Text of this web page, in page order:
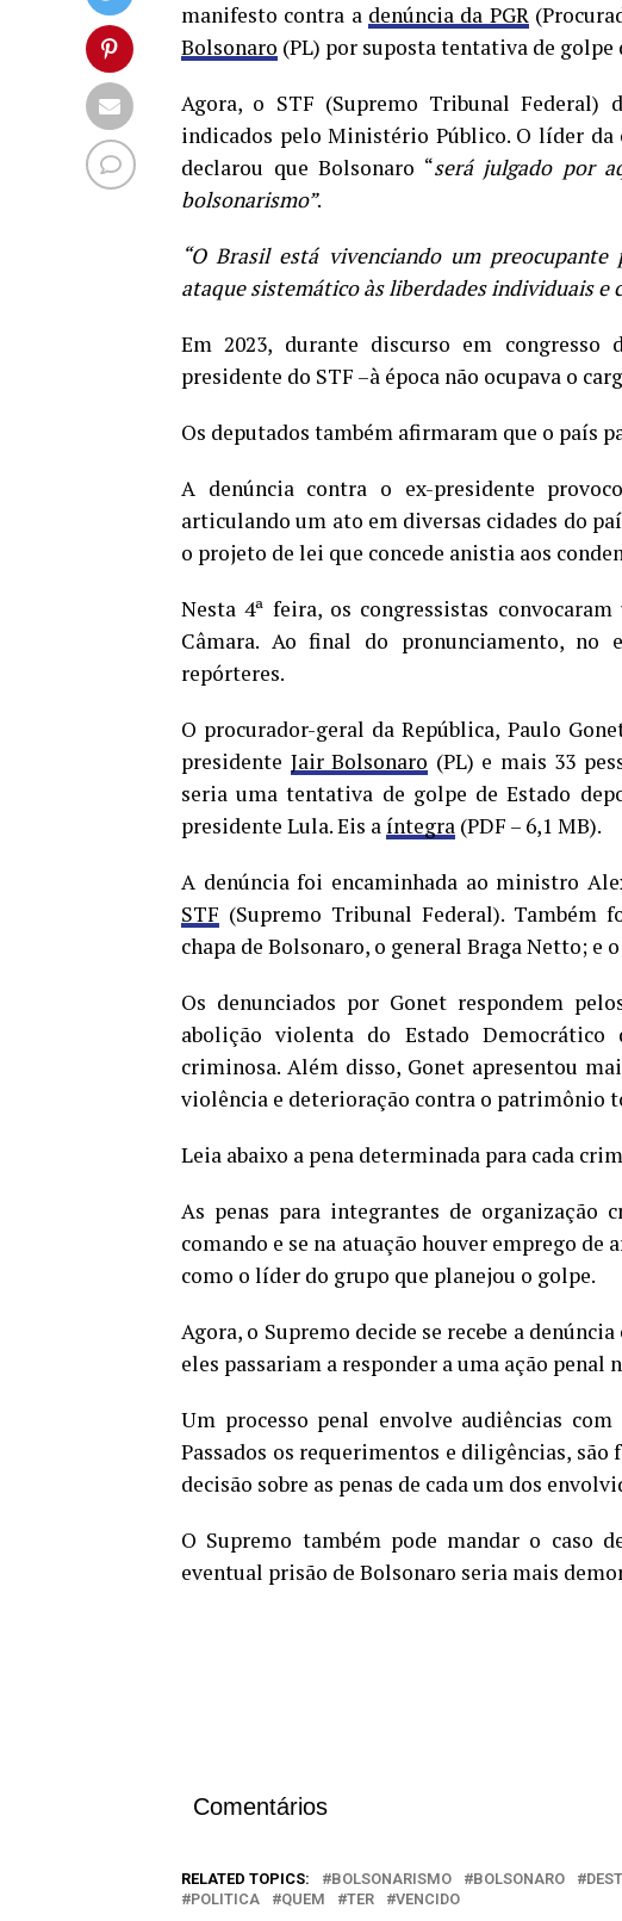
manifesto contra a denúncia da PGR
Bolsonaro (PL) por suposta tentativa de golpe
Agora, o STF (Supremo Tribunal Federal)
indicados pelo Ministério Público. O líder da
declarou que Bolsonaro “será julgado por
bolsonarismo”.
“O Brasil está vivenciando um
ataque sistemático às liberdades individuais e
Em 2023, durante discurso em congresso
presidente do STF –à época não ocupava o
Os deputados também afirmaram que o país
A denúncia contra o ex-presidente
articulando um ato em diversas cidades do
o projeto de lei que concede anistia aos
Nesta 4ª feira, os congressistas
Câmara. Ao final do pronunciamento, no
repórteres.
O procurador-geral da República, Paulo
presidente Jair Bolsonaro (PL) e mais 33
seria uma tentativa de golpe de Estado
presidente Lula. Eis a íntegra (PDF – 6,1 MB).
A denúncia foi encaminhada ao ministro
STF (Supremo Tribunal Federal). Também
chapa de Bolsonaro, o general Braga Netto; e
Os denunciados por Gonet respondem
abolição violenta do Estado
criminosa. Além disso, Gonet apresentou
violência e deterioração contra o patrimônio
Leia abaixo a pena determinada para cada
As penas para integrantes de organização
comando e se na atuação houver emprego
como o líder do grupo que planejou o golpe.
Agora, o Supremo decide se recebe a
eles passariam a responder a uma ação penal
Um processo penal envolve audiências
Passados os requerimentos e diligências,
decisão sobre as penas de cada um dos
O Supremo também pode mandar o caso
eventual prisão de Bolsonaro seria mais
Comentários
RELATED TOPICS: BOLSONARISMO BOLSONARO
POLITICA
QUEM TER VENCIDO